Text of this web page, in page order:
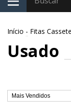
Início - Fitas Cassete
Usado